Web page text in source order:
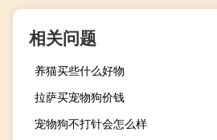
相关问题
养猫买些什么好物
拉萨买宠物狗价钱
宠物狗不打针会怎么样